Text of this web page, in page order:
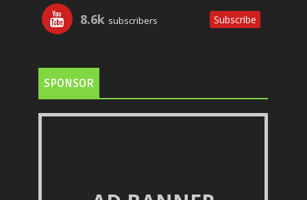
8.6k subscribers Subscribe
SPONSOR